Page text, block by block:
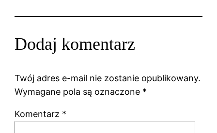
Dodaj komentarz
Twój adres e-mail nie zostanie opublikowany.
Wymagane pola są oznaczone *
Komentarz *